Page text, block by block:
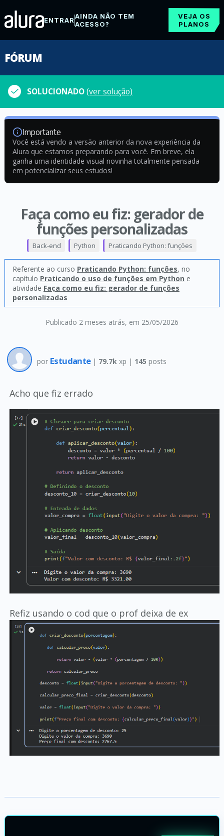
ENTRARAINDA NÃO TEM
ACESSO?
VEJA OS
PLANOS
FÓRUM
SOLUCIONADO(ver solução)
Importante
Você está vendo a versão anterior da nova experiência da
Alura que estamos preparando para você. Em breve, ela
ganha uma identidade visual novinha totalmente pensada
em potencializar seus estudos!
Faça como eu fiz: gerador de
funções personalizadas
Publicado 2 meses atrás, em 25/05/2026
Back-end Python Praticando Python: funções
Referente ao curso Praticando Python: funções, no
capítulo Praticando o uso de funções em Python e
atividade Faça como eu fiz: gerador de funções
personalizadas
por Estudante | 79.7k xp | 145 posts
Acho que fiz errado
Refiz usando o cod que o prof deixa de ex